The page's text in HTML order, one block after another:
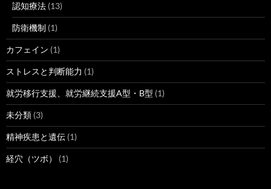
認知療法 (13)
防衛機制 (1)
カフェイン (1)
ストレスと判断能力 (1)
就労移行支援、就労継続支援A型・B型 (1)
未分類 (3)
精神疾患と遺伝 (1)
経穴（ツボ） (1)